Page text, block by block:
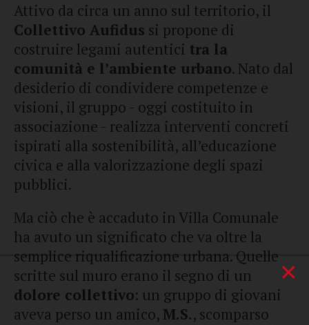
Attivo da circa un anno sul territorio, il
Collettivo Aufidus si propone di
costruire legami autentici tra la
comunità e l’ambiente urbano. Nato dal
desiderio di condividere competenze e
visioni, il gruppo - oggi costituito in
associazione - realizza interventi concreti
ispirati alla sostenibilità, all’educazione
civica e alla valorizzazione degli spazi
pubblici.
Ma ciò che è accaduto in Villa Comunale
ha avuto un significato che va oltre la
semplice riqualificazione urbana. Quelle
scritte sul muro erano il segno di un
dolore collettivo: un gruppo di giovani
aveva perso un amico,M.S., scomparso
×